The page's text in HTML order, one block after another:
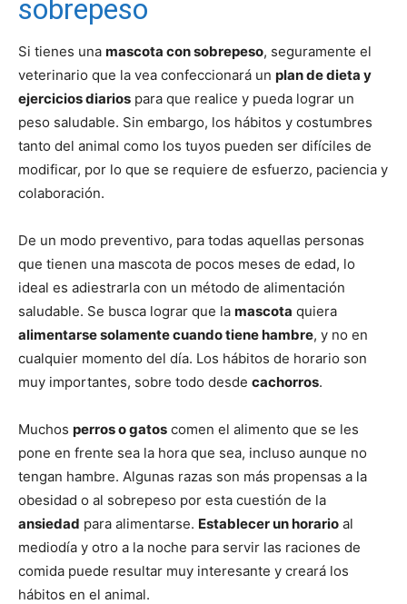
Fotos
–
Gatos
sobrepeso
Si tienes una mascota con sobrepeso, seguramente el
veterinario que la vea confeccionará un plan de dieta y
ejercicios diarios para que realice y pueda lograr un
peso saludable. Sin embargo, los hábitos y costumbres
tanto del animal como los tuyos pueden ser difíciles de
modificar, por lo que se requiere de esfuerzo, paciencia y
colaboración.
De un modo preventivo, para todas aquellas personas
que tienen una mascota de pocos meses de edad, lo
ideal es adiestrarla con un método de alimentación
saludable. Se busca lograr que la mascota quiera
alimentarse solamente cuando tiene hambre, y no en
cualquier momento del día. Los hábitos de horario son
muy importantes, sobre todo desde cachorros.
Muchos perros o gatos comen el alimento que se les
pone en frente sea la hora que sea, incluso aunque no
tengan hambre. Algunas razas son más propensas a la
obesidad o al sobrepeso por esta cuestión de la
ansiedad para alimentarse. Establecer un horario al
mediodía y otro a la noche para servir las raciones de
comida puede resultar muy interesante y creará los
hábitos en el animal.